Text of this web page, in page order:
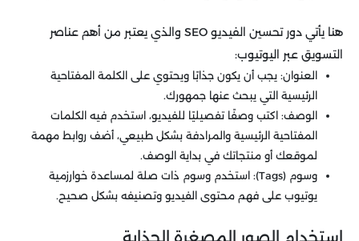
هنا يأتي دور تحسين الفيديو SEO والذي يعتبر من أهم عناصر
التسويق عبر اليوتيوب:
العنوان: يجب أن يكون جذابًا ويحتوي على الكلمة المفتاحية
الرئيسية التي يبحث عنها جمهورك.
الوصف: اكتب وصفًا تفصيليًا للفيديو، استخدم فيه الكلمات
المفتاحية الرئيسية والمرادفة بشكل طبيعي، أضف روابط مهمة
لموقعك أو منتجاتك في بداية الوصف.
وسوم (Tags): استخدم وسوم ذات صلة لمساعدة خوارزمية
يوتيوب على فهم محتوى الفيديو وتصنيفه بشكل صحيح.
استخدام الصور المصغرة الجذابة